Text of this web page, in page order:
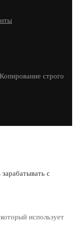
строго
с
использует